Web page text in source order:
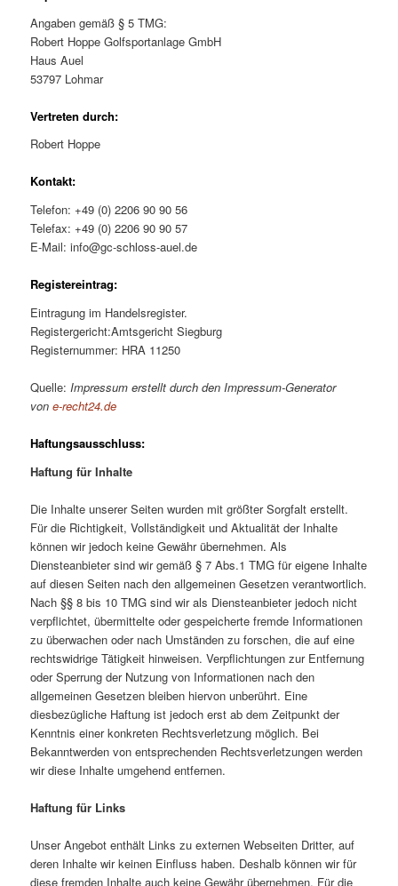
Angaben gemäß § 5 TMG:
Robert Hoppe Golfsportanlage GmbH
Haus Auel
53797 Lohmar
Vertreten durch:
Robert Hoppe
Kontakt:
Telefon: +49 (0) 2206 90 90 56
Telefax: +49 (0) 2206 90 90 57
E-Mail: info@gc-schloss-auel.de
Registereintrag:
Eintragung im Handelsregister.
Registergericht:Amtsgericht Siegburg
Registernummer: HRA 11250
Quelle:Impressum erstellt durch den Impressum-Generator
vone-recht24.de
Haftungsausschluss:
Haftung für Inhalte
Die Inhalte unserer Seiten wurden mit größter Sorgfalt erstellt.
Für die Richtigkeit, Vollständigkeit und Aktualität der Inhalte
können wir jedoch keine Gewähr übernehmen. Als
Diensteanbieter sind wir gemäß § 7 Abs.1 TMG für eigene Inhalte
auf diesen Seiten nach den allgemeinen Gesetzen verantwortlich.
Nach §§ 8 bis 10 TMG sind wir als Diensteanbieter jedoch nicht
verpflichtet, übermittelte oder gespeicherte fremde Informationen
zu überwachen oder nach Umständen zu forschen, die auf eine
rechtswidrige Tätigkeit hinweisen. Verpflichtungen zur Entfernung
oder Sperrung der Nutzung von Informationen nach den
allgemeinen Gesetzen bleiben hiervon unberührt. Eine
diesbezügliche Haftung ist jedoch erst ab dem Zeitpunkt der
Kenntnis einer konkreten Rechtsverletzung möglich. Bei
Bekanntwerden von entsprechenden Rechtsverletzungen werden
wir diese Inhalte umgehend entfernen.
Haftung für Links
Unser Angebot enthält Links zu externen Webseiten Dritter, auf
deren Inhalte wir keinen Einfluss haben. Deshalb können wir für
diese fremden Inhalte auch keine Gewähr übernehmen. Für die